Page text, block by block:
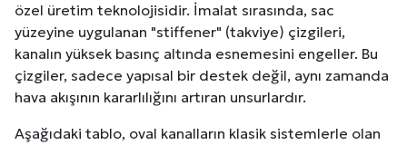
özel üretim teknolojisidir. İmalat sırasında, sac
yüzeyine uygulanan "stiffener" (takviye) çizgileri,
kanalın yüksek basınç altında esnemesini engeller. Bu
çizgiler, sadece yapısal bir destek değil, aynı zamanda
hava akışının kararlılığını artıran unsurlardır.
Aşağıdaki tablo, oval kanalların klasik sistemlerle olan